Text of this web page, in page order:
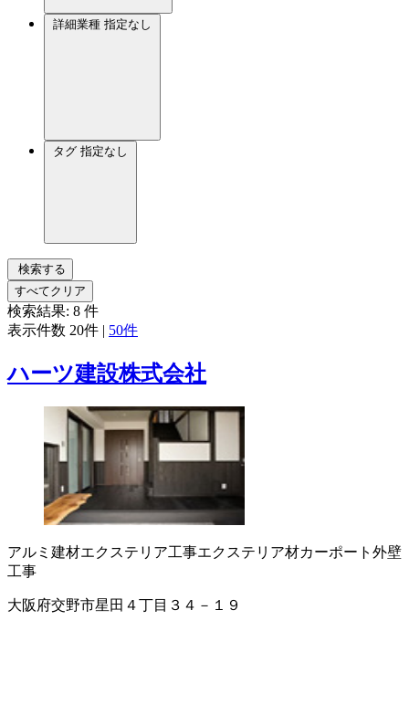
詳細業種 指定なし
タグ 指定なし
検索する
すべてクリア
検索結果: 8 件
表示件数 20件 | 50件
ハーツ建設株式会社
アルミ建材エクステリア工事エクステリア材カーポート 外壁
工事
大阪府交野市星田４丁目３４－１９